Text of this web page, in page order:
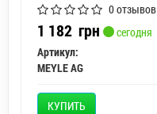
0 отзывов
1 182 грн
сегодня
Артикул:
MEYLE AG
КУПИТЬ